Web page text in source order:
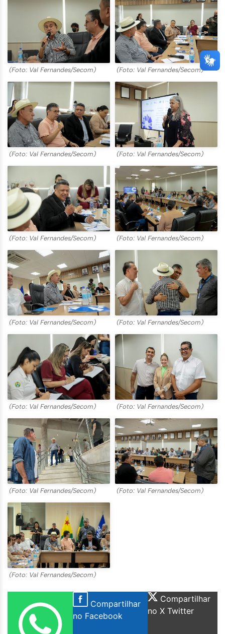
(Foto: Val Fernandes/Secom) (Foto: Val Fernandes/Secom)
(Foto: Val Fernandes/Secom) (Foto: Val Fernandes/Secom)
(Foto: Val Fernandes/Secom) (Foto: Val Fernandes/Secom)
(Foto: Val Fernandes/Secom) (Foto: Val Fernandes/Secom)
(Foto: Val Fernandes/Secom) (Foto: Val Fernandes/Secom)
(Foto: Val Fernandes/Secom) (Foto: Val Fernandes/Secom)
(Foto: Val Fernandes/Secom)
Compartilhar
no Facebook
Compartilhar
no X Twitter